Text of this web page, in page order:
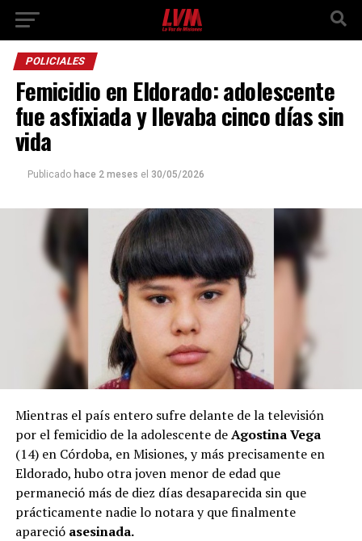
POLICIALES
Femicidio en Eldorado: adolescente
fue asfixiada y llevaba cinco días sin
vida
Publicado hace 2 meses el 30/05/2026
Mientras el país entero sufre delante de la televisión
por el femicidio de la adolescente deAgostina Vega
(14) en Córdoba, en Misiones, y más precisamente en
Eldorado, hubo otra joven menor de edad que
permaneció más de diez días desaparecida sin que
prácticamente nadie lo notara y que finalmente
apareció asesinada.